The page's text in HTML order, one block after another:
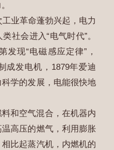
业革命蓬勃兴起，电力
社会进入“电气时代”。
发现“电磁感应定律”，
成发电机，1879年爱迪
学的发展，电能很快地
和空气混合，在机器内
高压的燃气，利用膨胀
比起蒸汽机，内燃机的